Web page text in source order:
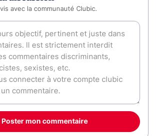
avec la communauté Clubic.
Poster mon commentaire